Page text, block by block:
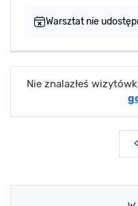
Warsztat nie
Nie znalazłeś
<